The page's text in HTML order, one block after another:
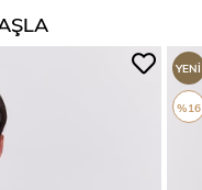
YENI
%16